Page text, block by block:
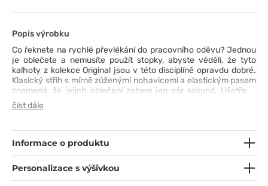
Popis výrobku
Co řeknete na rychlé převlékání do pracovního oděvu? Jednou
je oblečete a nemusíte použít stopky, abyste věděli, že tyto
kalhoty z kolekce Original jsou v této disciplíně opravdu dobré.
Klasický střih s mírně zúženými nohavicemi a elastickým pasem
znamená, že jejich oblečení zabere jen pár sekund. Ušetřený
čas můžete věnovat testování dalších předností tohoto modelu
- materiál šetrný k pokožce, snadná údržba (praní i na 70°C), dvě
kalhoty doprovází. Vás mohou také skvěle doprovázet.
číst dále
Informace o produktu
Personalizace s výšivkou